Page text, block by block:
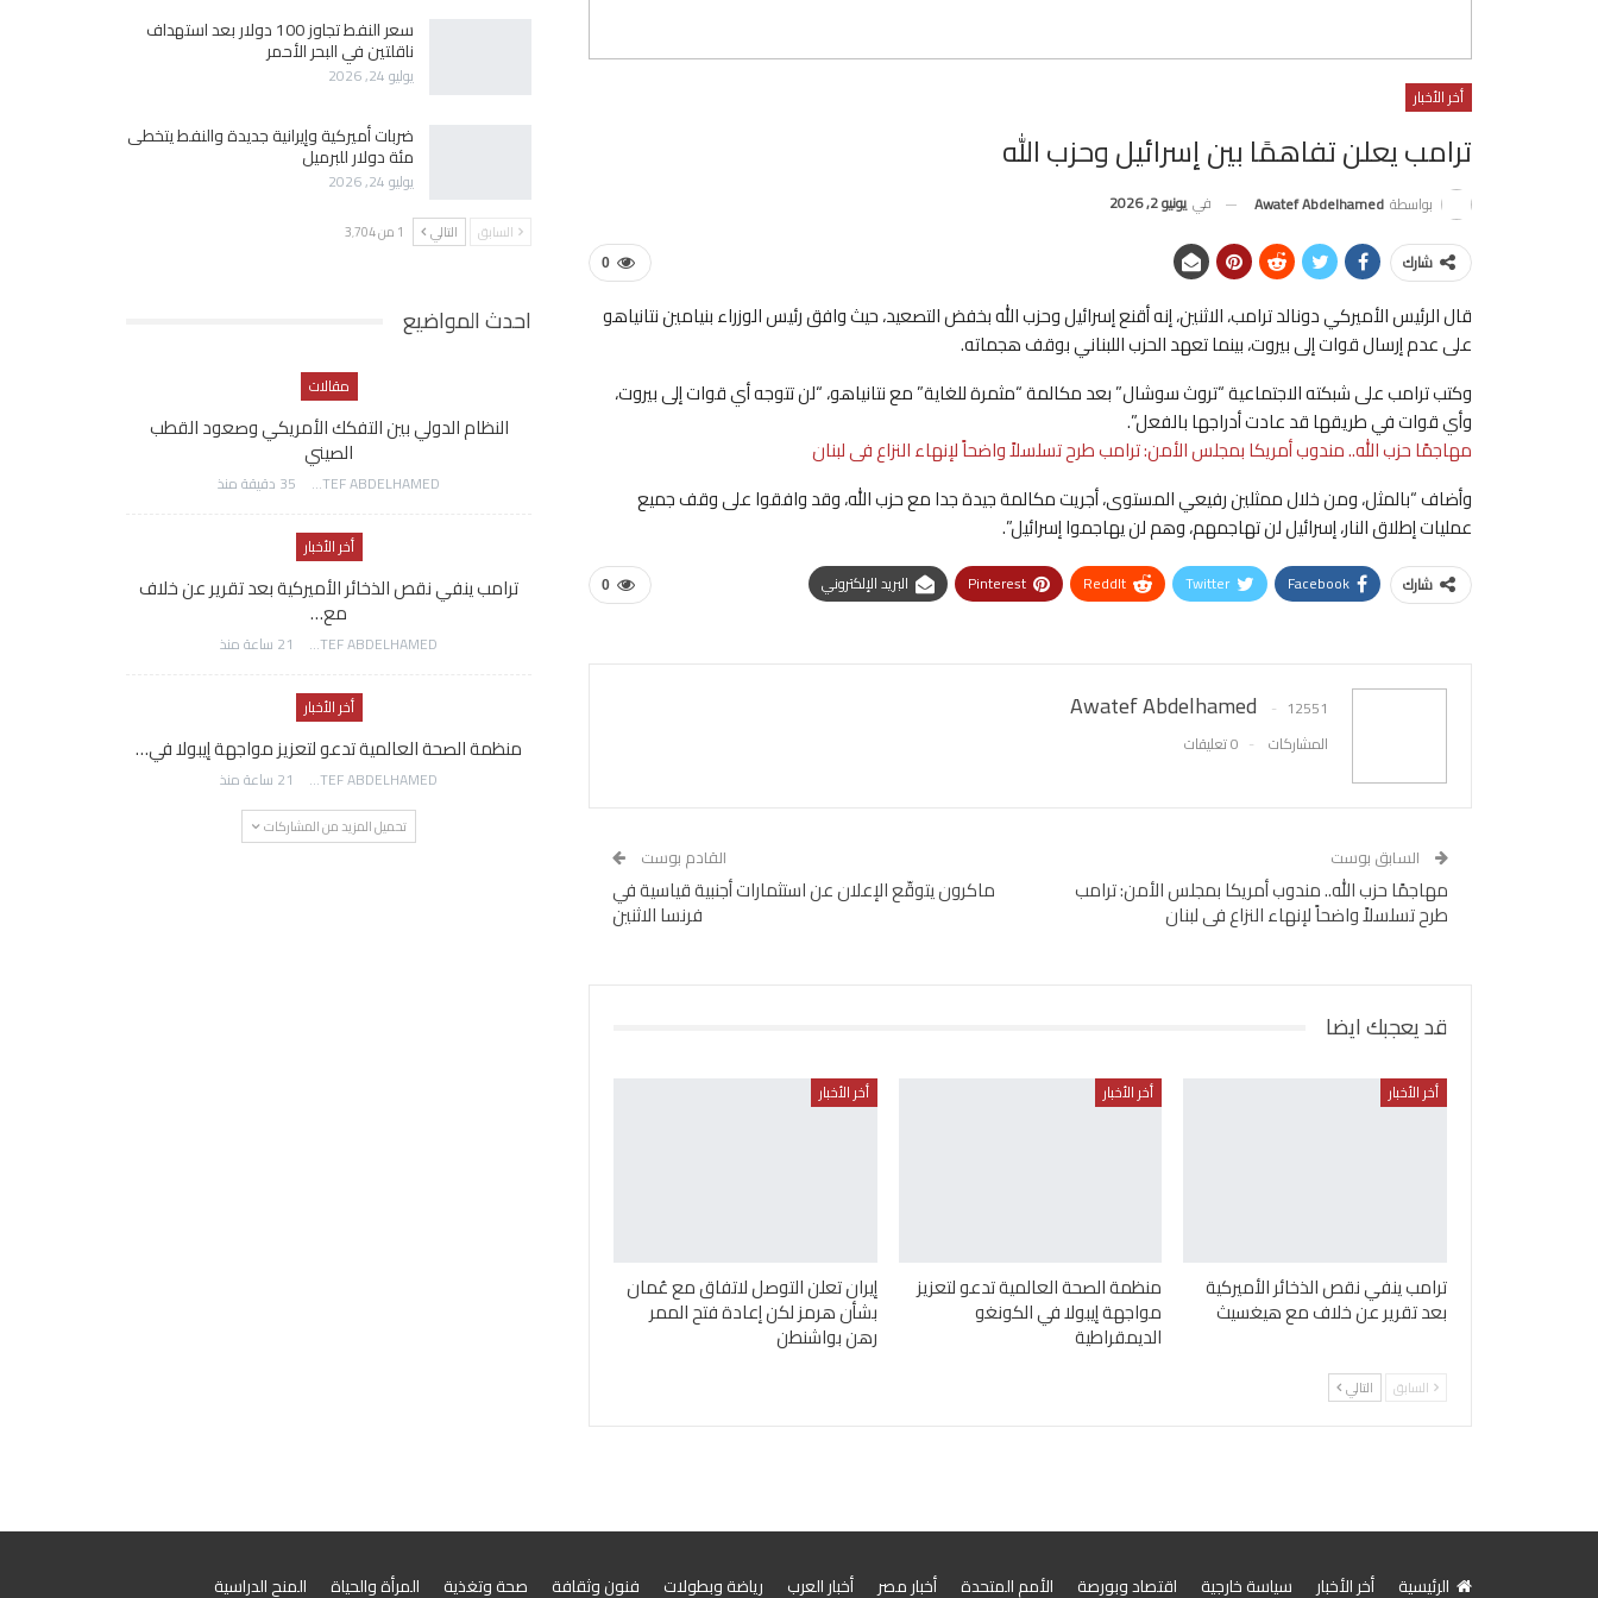
أخر الأخبار
ترامب يعلن تفاهمًا بين إسرائيل وحزب الله
بواسطة Awatef Abdelhamed في يونيو 2, 2026
0 شارك
قال الرئيس الأميركي دونالد ترامب، الاثنين، إنه أقنع إسرائيل وحزب الله بخفض التصعيد، حيث وافق رئيس الوزراء بنيامين نتانياهو
على عدم إرسال قوات إلى بيروت، بينما تعهد الحزب اللبناني بوقف هجماته.
وكتب ترامب على شبكته الاجتماعية “تروث سوشال” بعد مكالمة “مثمرة للغاية” مع نتانياهو، “لن تتوجه أي قوات إلى بيروت،
وأي قوات في طريقها قد عادت أدراجها بالفعل”.
مهاجمًا حزب الله.. مندوب أمريكا بمجلس الأمن: ترامب طرح تسلسلاً واضحاً لإنهاء النزاع فى لبنان
وأضاف “بالمثل، ومن خلال ممثلين رفيعي المستوى، أجريت مكالمة جيدة جدا مع حزب الله، وقد وافقوا على وقف جميع
عمليات إطلاق النار، إسرائيل لن تهاجمهم، وهم لن يهاجموا إسرائيل”.
0 شارك Facebook
Twitter
ReddIt
Pinterest البريد الإلكتروني
Awatef Abdelhamed
12551
المشاركات
0 تعليقات
السابق بوست
مهاجمًا حزب الله.. مندوب أمريكا بمجلس الأمن: ترامب
طرح تسلسلاً واضحاً لإنهاء النزاع فى لبنان
القادم بوست
ماكرون يتوقّع الإعلان عن استثمارات أجنبية قياسية في
فرنسا الاثنين
قد يعجبك ايضا
أخر الأخبار
ترامب ينفي نقص الذخائر الأميركية
بعد تقرير عن خلاف مع هيغسيث
أخر الأخبار
منظمة الصحة العالمية تدعو لتعزيز
مواجهة إيبولا في الكونغو
الديمقراطية
أخر الأخبار
إيران تعلن التوصل لاتفاق مع عُمان
بشأن هرمز لكن إعادة فتح الممر
رهن بواشنطن
السابق التالي
سعر النفط تجاوز 100 دولار بعد استهداف
ناقلتين في البحر الأحمر
يوليو 24, 2026
ضربات أميركية وإيرانية جديدة والنفط يتخطى
مئة دولار للبرميل
يوليو 24, 2026
السابق التالي 1 من 3٬704
احدث المواضيع
مقالات
النظام الدولي بين التفكك الأمريكي وصعود القطب
الصيني
AWATEF ABDELHAMED 35 دقيقة منذ
أخر الأخبار
ترامب ينفي نقص الذخائر الأميركية بعد تقرير عن خلاف
مع…
AWATEF ABDELHAMED 21 ساعة منذ
أخر الأخبار
منظمة الصحة العالمية تدعو لتعزيز مواجهة إيبولا في…
AWATEF ABDELHAMED 21 ساعة منذ
تحميل المزيد من المشاركات
الرئيسية أخر الأخبار سياسة خارجية اقتصاد وبورصة الأمم المتحدة أخبار مصر أخبار العرب رياضة وبطولات فنون وثقافة صحة وتغذية المرأة والحياة المنح الدراسية